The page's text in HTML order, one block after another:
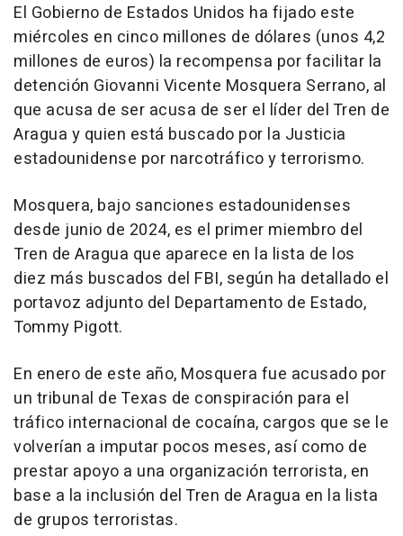
El Gobierno de Estados Unidos ha fijado este
miércoles en cinco millones de dólares (unos 4,2
millones de euros) la recompensa por facilitar la
detención Giovanni Vicente Mosquera Serrano, al
que acusa de ser acusa de ser el líder del Tren de
Aragua y quien está buscado por la Justicia
estadounidense por narcotráfico y terrorismo.
Mosquera, bajo sanciones estadounidenses
desde junio de 2024, es el primer miembro del
Tren de Aragua que aparece en la lista de los
diez más buscados del FBI, según ha detallado el
portavoz adjunto del Departamento de Estado,
Tommy Pigott.
En enero de este año, Mosquera fue acusado por
un tribunal de Texas de conspiración para el
tráfico internacional de cocaína, cargos que se le
volverían a imputar pocos meses, así como de
prestar apoyo a una organización terrorista, en
base a la inclusión del Tren de Aragua en la lista
de grupos terroristas.